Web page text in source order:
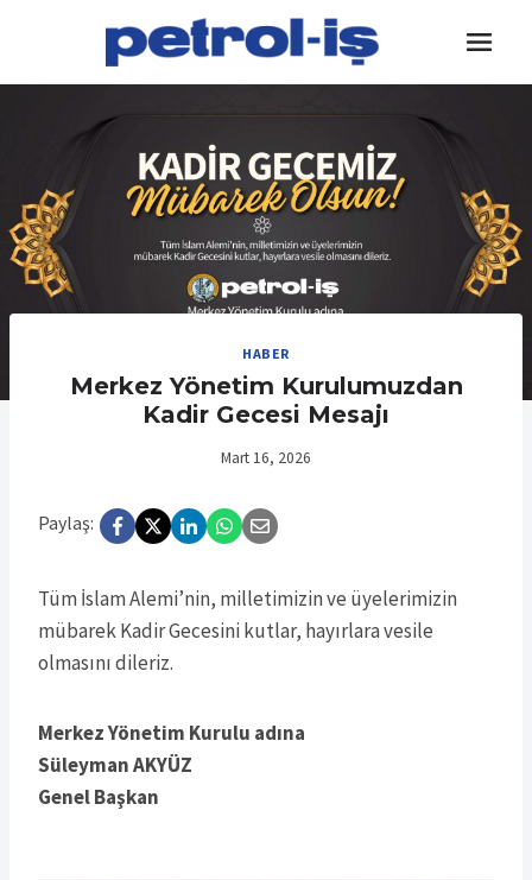
content
HABER
Merkez Yönetim Kurulumuzdan
Kadir Gecesi Mesajı
Mart 16, 2026
Paylaş:
Tüm İslam Alemi’nin, milletimizin ve üyelerimizin
mübarek Kadir Gecesini kutlar, hayırlara vesile
olmasını dileriz.
Merkez Yönetim Kurulu adına
Süleyman AKYÜZ
Genel Başkan